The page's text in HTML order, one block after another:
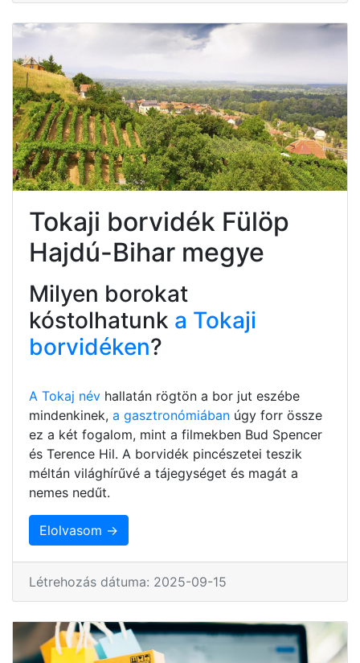
Tokaji borvidék Fülöp
Hajdú-Bihar megye
Milyen borokat
kóstolhatunk a Tokaji
borvidéken?
A Tokaj név hallatán rögtön a bor jut eszébe
mindenkinek, a gasztronómiában úgy forr össze
ez a két fogalom, mint a filmekben Bud Spencer
és Terence Hil. A borvidék pincészetei teszik
méltán világhírűvé a tájegységet és magát a
nemes nedűt.
Elolvasom →
Létrehozás dátuma: 2025-09-15